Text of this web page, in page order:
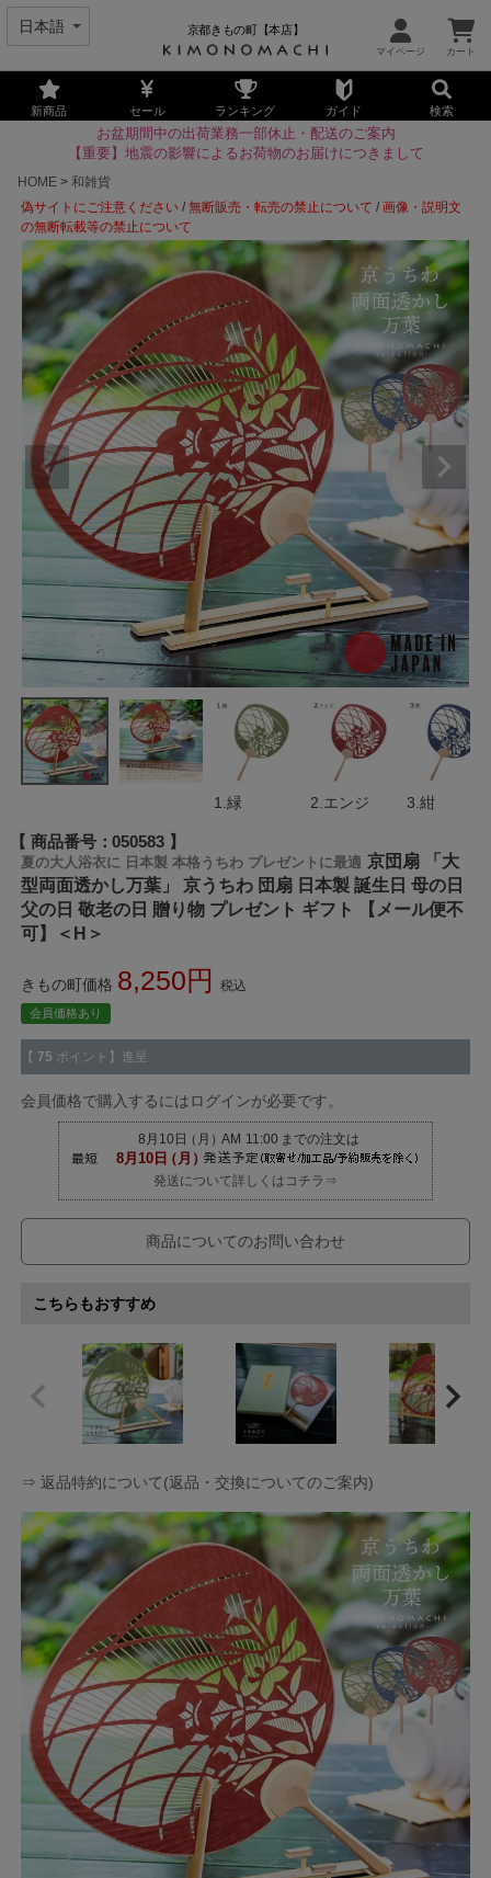
京都きもの町【本店】
新商品 セール ランキング ガイド 検索
お盆期間中の出荷業務一部休止・配送のご案内
【重要】地震の影響によるお荷物のお届けにつきまして
HOME
和雑貨
偽サイトにご注意ください /無断販売・転売の禁止について /画像・説明文
の無断転載等の禁止について
1.緑 2.エンジ 3.紺
商品番号 050583
夏の大人浴衣に 日本製 本格うちわ プレゼントに最適 京団扇 「大
型両面透かし万葉」 京うちわ 団扇 日本製 誕生日 母の日
父の日 敬老の日 贈り物 プレゼント ギフト 【メール便不
可】＜H＞
きもの町価格 8,250 税込
会員価格あり
【 75 ポイント】進呈
会員価格で購入するにはログインが必要です。
発送について詳しくはコチラ⇒
商品についてのお問い合わせ
こちらもおすすめ
⇒ 返品特約について(返品・交換についてのご案内)